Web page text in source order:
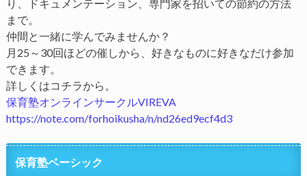
り、ドキュメンテーション、専門家を招いての節約の方法
まで。
仲間と一緒に学んでみませんか？
月25～30回ほどの催しから、好きなものに好きなだけ参加
できます。
詳しくはコチラから。
保育塾オンラインサークルVIREVA
https://note.com/forhoikusha/n/nd26ed9ecf4d3
保育塾ベーシック